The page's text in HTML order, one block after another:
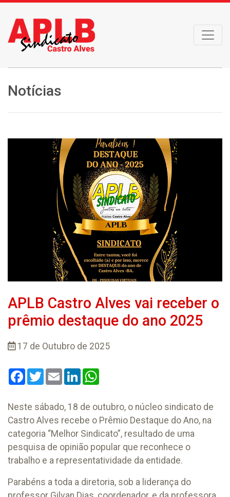
Notícias
APLB Castro Alves vai receber o
prêmio destaque do ano 2025
17 de Outubro de 2025
Facebook
TwitterEmail LinkedIn
Neste sábado, 18 de outubro, o núcleo sindicato de
Castro Alves recebe o Prêmio Destaque do Ano, na
categoria “Melhor Sindicato”, resultado de uma
pesquisa de opinião popular que reconhece o
trabalho e a representatividade da entidade.
Parabéns a toda a diretoria, sob a liderança do